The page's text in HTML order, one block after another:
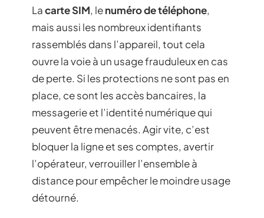
Lacarte SIM, lenuméro de téléphone,
mais aussi les nombreux identifiants
rassemblés dans l’appareil, tout cela
ouvre la voie à un usage frauduleux en cas
de perte. Si les protections ne sont pas en
place, ce sont les accès bancaires, la
messagerie et l’identité numérique qui
peuvent être menacés. Agir vite, c’est
bloquer la ligne et ses comptes, avertir
l’opérateur, verrouiller l’ensemble à
distance pour empêcher le moindre usage
détourné.